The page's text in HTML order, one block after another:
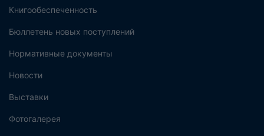
Книгообеспеченность
Бюллетень новых поступлений
Нормативные документы
Новости
Выставки
Фотогалерея